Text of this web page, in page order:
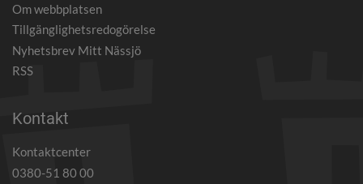
Om webbplatsen
Tillgänglighetsredogörelse
Nyhetsbrev Mitt Nässjö
RSS
Kontakt
Kontaktcenter
0380-51 80 00